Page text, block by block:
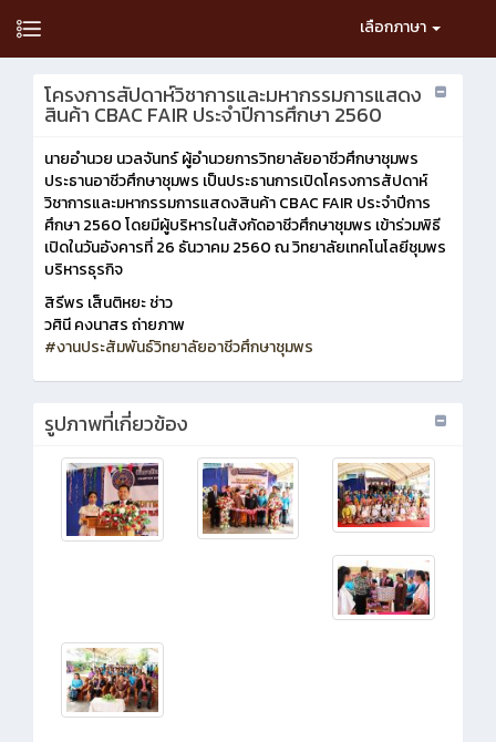
เลือกภาษา
โครงการสัปดาห์วิชาการและมหากรรมการแสดง
สินค้า CBAC FAIR ประจำปีการศึกษา 2560
นายอำนวย นวลจันทร์ ผู้อำนวยการวิทยาลัยอาชีวศึกษาชุมพร
ประธานอาชีวศึกษาชุมพร เป็นประธานการเปิดโครงการสัปดาห์
วิชาการและมหากรรมการแสดงสินค้า CBAC FAIR ประจำปีการ
ศึกษา 2560 โดยมีผู้บริหารในสังกัดอาชีวศึกษาชุมพร เข้าร่วมพิธี
เปิดในวันอังคารที่ 26 ธันวาคม 2560 ณ วิทยาลัยเทคโนโลยีชุมพร
บริหารธุรกิจ
สิรีพร เส็นติหยะ ช่าว
วศินี คงนาสร ถ่ายภาพ
#งานประสัมพันธ์วิทยาลัยอาชีวศึกษาชุมพร
รูปภาพที่เกี่ยวข้อง